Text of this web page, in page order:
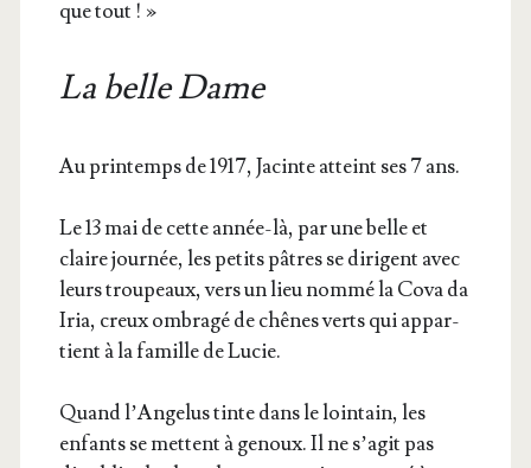
que tout ! »
La belle Dame
Au prin­temps de 1917, Jacinte atteint ses 7 ans.
Le 13 mai de cette année-là, par une belle et
claire jour­née, les petits pâtres se dirigent avec
leurs trou­peaux, vers un lieu nom­mé la Cova da
Iria, creux ombra­gé de chênes verts qui appar­
tient à la famille de Lucie.
Quand l’An­ge­lus tinte dans le loin­tain, les
enfants se mettent à genoux. Il ne s’a­git pas